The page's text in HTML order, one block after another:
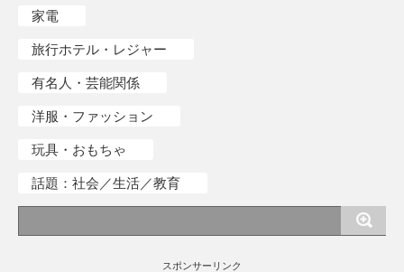
家電
旅行ホテル・レジャー
有名人・芸能関係
洋服・ファッション
玩具・おもちゃ
話題：社会／生活／教育
スポンサーリンク